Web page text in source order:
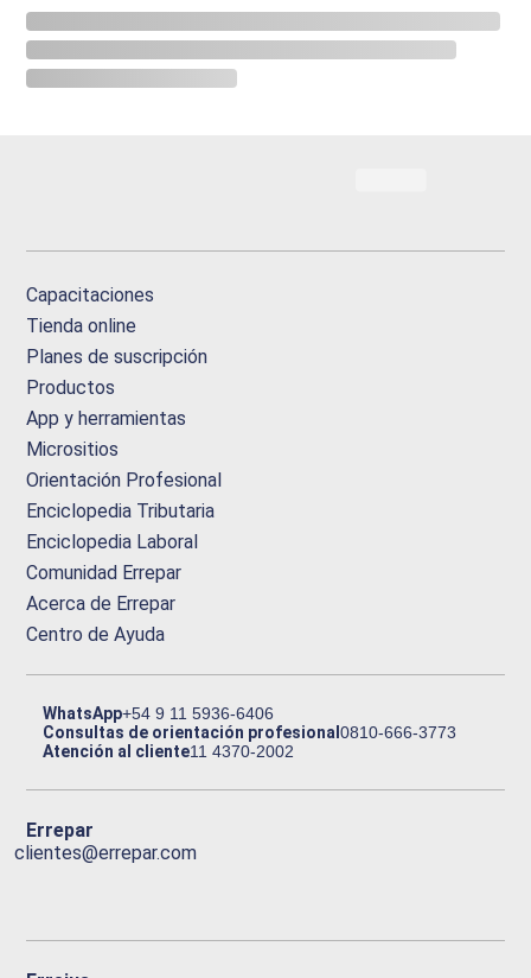
Capacitaciones
Tienda online
Planes de suscripción
Productos
App y herramientas
Micrositios
Orientación Profesional
Enciclopedia Tributaria
Enciclopedia Laboral
Comunidad Errepar
Acerca de Errepar
Centro de Ayuda
WhatsApp+54 9 11 5936-6406
Consultas de orientación profesional0810-666-3773
Atención al cliente11 4370-2002
Errepar
clientes@errepar.com